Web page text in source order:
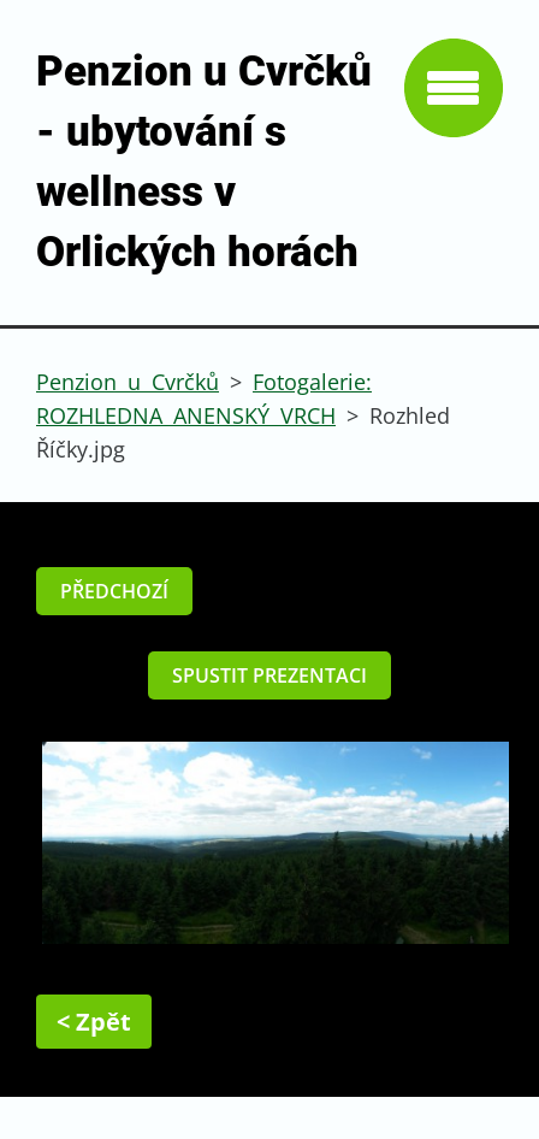
Penzion u Cvrčků
- ubytování s
wellness v
Orlických horách
Penzion u Cvrčků > Fotogalerie:
ROZHLEDNA ANENSKÝ VRCH > Rozhled
Říčky.jpg
PŘEDCHOZÍ
SPUSTIT PREZENTACI
< Zpět